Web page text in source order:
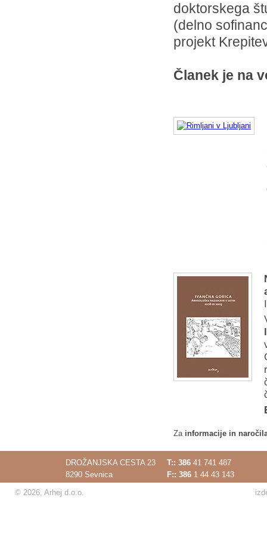
doktorskega
(delno
projekt
Članek je na
Za informacije in
DROŽANJSKA CESTA 23
8290 Sevnica
T:: 386 41 741 487
F:: 386 1 44 43 143
© 2026, Arhej d.o.o.